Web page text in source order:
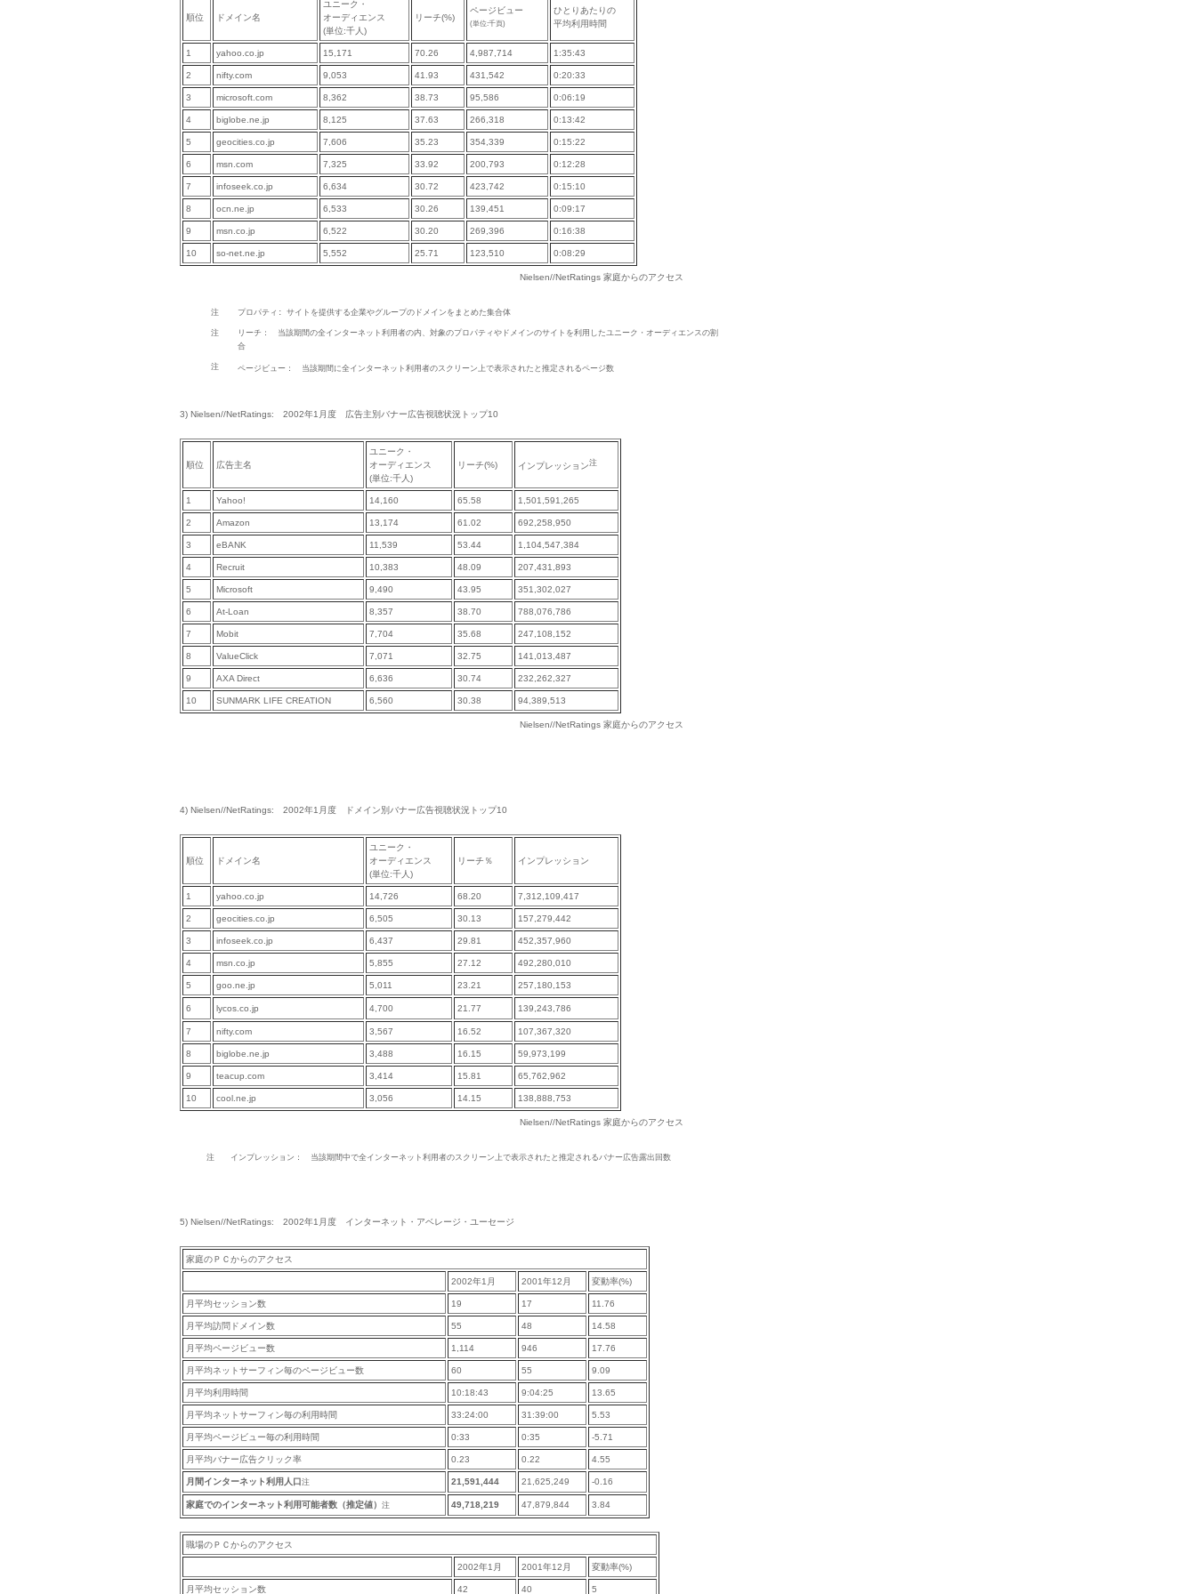
順位 ドメイン名
ユニーク・
オーディエンス
(単位:千人)
リーチ(%)
ページビュー
(単位:千頁)
ひとりあたりの
平均利用時間
1 yahoo.co.jp 15,171 70.26 4,987,714 1:35:43
2 nifty.com 9,053 41.93 431,542 0:20:33
3 microsoft.com 8,362 38.73 95,586 0:06:19
4 biglobe.ne.jp 8,125 37.63 266,318 0:13:42
5 geocities.co.jp 7,606 35.23 354,339 0:15:22
6 msn.com 7,325 33.92 200,793 0:12:28
7 infoseek.co.jp 6,634 30.72 423,742 0:15:10
8 ocn.ne.jp 6,533 30.26 139,451 0:09:17
9 msn.co.jp 6,522 30.20 269,396 0:16:38
10 so-net.ne.jp 5,552 25.71 123,510 0:08:29
Nielsen//NetRatings 家庭からのアクセス
注 プロパティ: サイトを提供する企業やグループのドメインをまとめた集合体
注
リーチ： 当該期間の全インターネット利用者の内、対象のプロパティやドメインのサイトを利用したユニーク・オーディエンスの割
合
注 ページビュー： 当該期間に全インターネット利用者のスクリーン上で表示されたと推定されるページ数
3) Nielsen//NetRatings: 2002年1月度 広告主別バナー広告視聴状況トップ10
順位 広告主名
ユニーク・
オーディエンス
(単位:千人)
リーチ(%) インプレッション注
1 Yahoo! 14,160 65.58 1,501,591,265
2 Amazon 13,174 61.02 692,258,950
3 eBANK 11,539 53.44 1,104,547,384
4 Recruit 10,383 48.09 207,431,893
5 Microsoft 9,490 43.95 351,302,027
6 At-Loan 8,357 38.70 788,076,786
7 Mobit 7,704 35.68 247,108,152
8 ValueClick 7,071 32.75 141,013,487
9 AXA Direct 6,636 30.74 232,262,327
10 SUNMARK LIFE CREATION 6,560 30.38 94,389,513
Nielsen//NetRatings 家庭からのアクセス
4) Nielsen//NetRatings: 2002年1月度 ドメイン別バナー広告視聴状況トップ10
順位 ドメイン名
ユニーク・
オーディエンス
(単位:千人)
リーチ％ インプレッション
1 yahoo.co.jp 14,726 68.20 7,312,109,417
2 geocities.co.jp 6,505 30.13 157,279,442
3 infoseek.co.jp 6,437 29.81 452,357,960
4 msn.co.jp 5,855 27.12 492,280,010
5 goo.ne.jp 5,011 23.21 257,180,153
6 lycos.co.jp 4,700 21.77 139,243,786
7 nifty.com 3,567 16.52 107,367,320
8 biglobe.ne.jp 3,488 16.15 59,973,199
9 teacup.com 3,414 15.81 65,762,962
10 cool.ne.jp 3,056 14.15 138,888,753
Nielsen//NetRatings 家庭からのアクセス
注 インプレッション： 当該期間中で全インターネット利用者のスクリーン上で表示されたと推定されるバナー広告露出回数
5) Nielsen//NetRatings: 2002年1月度 インターネット・アベレージ・ユーセージ
家庭のＰＣからのアクセス
2002年1月 2001年12月 変動率(%)
月平均セッション数 19 17 11.76
月平均訪問ドメイン数 55 48 14.58
月平均ページビュー数 1,114 946 17.76
月平均ネットサーフィン毎のページビュー数 60 55 9.09
月平均利用時間 10:18:43 9:04:25 13.65
月平均ネットサーフィン毎の利用時間 33:24:00 31:39:00 5.53
月平均ページビュー毎の利用時間 0:33 0:35 -5.71
月平均バナー広告クリック率 0.23 0.22 4.55
月間インターネット利用人口注 21,591,444 21,625,249 -0.16
家庭でのインターネット利用可能者数（推定値） 注 49,718,219 47,879,844 3.84
職場のＰＣからのアクセス
2002年1月 2001年12月 変動率(%)
月平均セッション数 42 40 5